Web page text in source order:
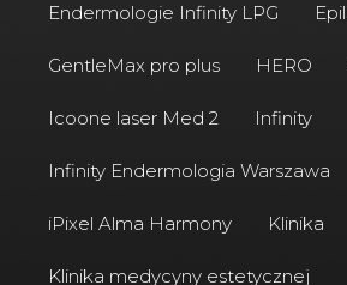
Endermologie Infinity LPG
GentleMax pro plus HERO
Icoone laser Med 2 Infinity
Infinity Endermologia Warszawa
iPixel Alma Harmony Klinika
Klinika medycyny estetycznej